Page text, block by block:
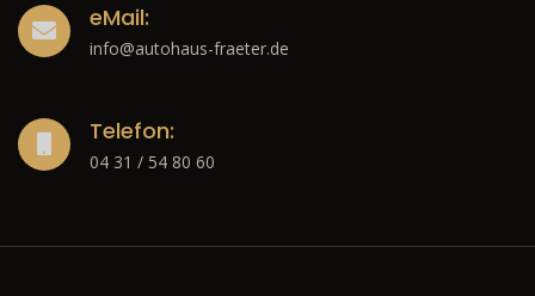
eMail:
info@autohaus-fraeter.de
Telefon:
04 31 / 54 80 60